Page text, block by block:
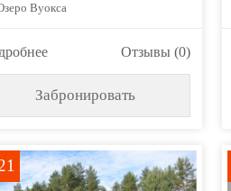
Вуокса
Отзывы (0)
Забронировать